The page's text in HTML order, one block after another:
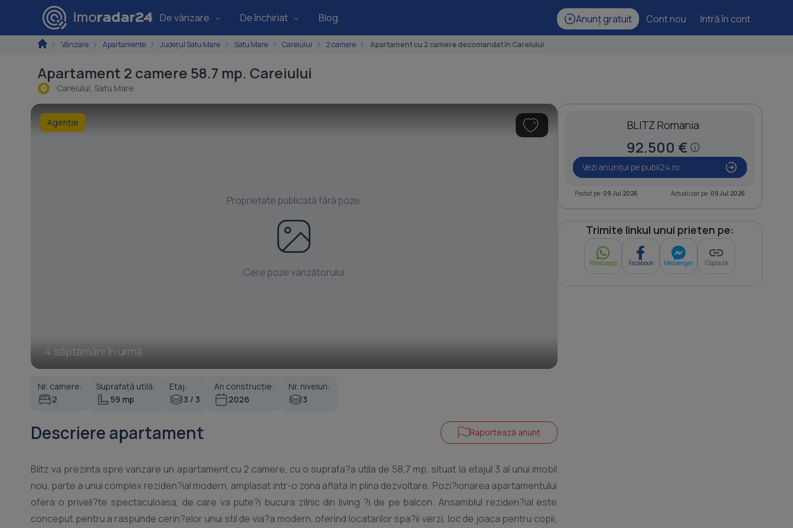
De vânzare De închiriat Blog Anunț gratuit Cont nou Intră în cont
Vânzare Apartamente Județul Satu Mare Satu Mare Careiului 2 camere Apartament cu 2 camere decomandat în Careiului
Apartament 2 camere 58.7 mp. Careiului
Careiului, Satu Mare
Proprietate publicată fără poze.
Cere poze vânzătorului
4 săptămâni în urmă
Agenție
Nr. camere:
2
Suprafață utilă:
59 mp
Etaj:
3 / 3
An construcție:
2026
Nr. niveluri:
3
Descriere apartament Raportează anunț
Blitz va prezinta spre vanzare un apartament cu 2 camere, cu o suprafa?a utila de 58,7 mp, situat la etajul 3 al unui imobil
nou, parte a unui complex reziden?ial modern, amplasat intr-o zona aflata in plina dezvoltare. Pozi?ionarea apartamentului
ofera o priveli?te spectaculoasa, de care va pute?i bucura zilnic din living ?i de pe balcon. Ansamblul reziden?ial este
conceput pentru a raspunde cerin?elor unui stil de via?a modern, oferind locatarilor spa?ii verzi, loc de joaca pentru copii,
BLITZ Romania
92.500 €
Vezi anunțul pe publi24.ro
Postat pe: 09 Jul 2026 Actualizat pe: 09 Jul 2026
Trimite linkul unui prieten pe:
Whatsapp Facebook Messenger Copiază